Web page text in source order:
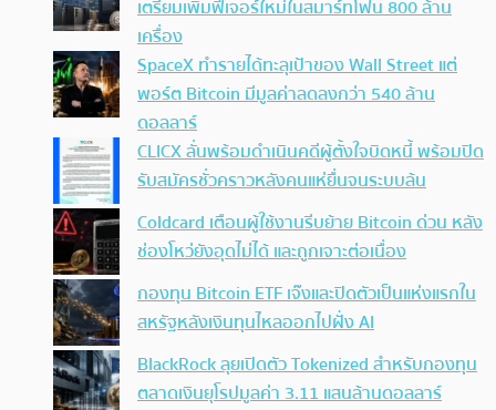
เตรียมเพิ่มฟีเจอร์ใหม่ในสมาร์ทโฟน 800 ล้าน
เครื่อง
SpaceX ทำรายได้ทะลุเป้าของ Wall Street แต่
พอร์ต Bitcoin มีมูลค่าลดลงกว่า 540 ล้าน
ดอลลาร์
CLICX ลั่นพร้อมดำเนินคดีผู้ตั้งใจบิดหนี้ พร้อมปิด
รับสมัครชั่วคราวหลังคนแห่ยื่นจนระบบล้น
Coldcard เตือนผู้ใช้งานรีบย้าย Bitcoin ด่วน หลัง
ช่องโหว่ยังอุดไม่ได้ และถูกเจาะต่อเนื่อง
กองทุน Bitcoin ETF เจ๊งและปิดตัวเป็นแห่งแรกใน
สหรัฐหลังเงินทุนไหลออกไปฝั่ง AI
BlackRock ลุยเปิดตัว Tokenized สำหรับกองทุน
ตลาดเงินยุโรปมูลค่า 3.11 แสนล้านดอลลาร์